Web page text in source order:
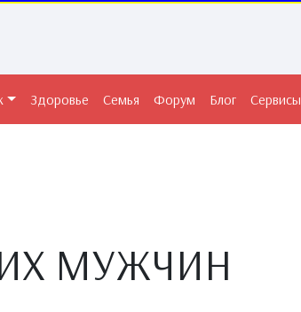
Здоровье Семья Форум Блог Сервисы
МУЖЧИН